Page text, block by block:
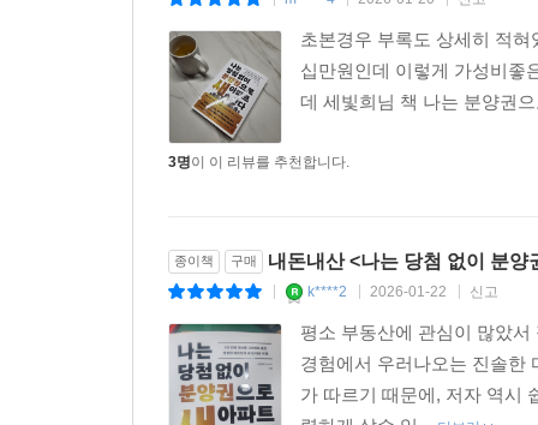
있는 기회가 될 수 있습니다.”
이 책은 분양권을 잘 모르는 사람들도 이해할 수
대책과 세금 정책에 대응할 수 있는 최신 규제 내
않았다면 쉽게 놓칠 수 있는 중도금·잔금 대출
무엇보다 “그럼 어디에 투자해야 하는 건데?”라
누구나 가고 싶어 하는 서울 수도권뿐만 아니라
유망 분양단지를 저자가 직접 선별해 책에 실었
투자처를 직접 고르고 판단할 수 있다. 그동안 분
도와줄 든든한 도구로 활용할 수 있을 것이다.
초본경우 부록도 상세히 적
십만원인데 이렇게 가성비좋
데 세빛희님 책 나는 분양권
3명이 이 리뷰를 추천합니다.
종이책 구매 내돈내산 <나는 당첨 없이 분양
k****2 2026-01-22 신고
평소 부동산에 관심이 많았
경험에서 우러나오는 진솔한
가 따르기 때문에, 저자 역시